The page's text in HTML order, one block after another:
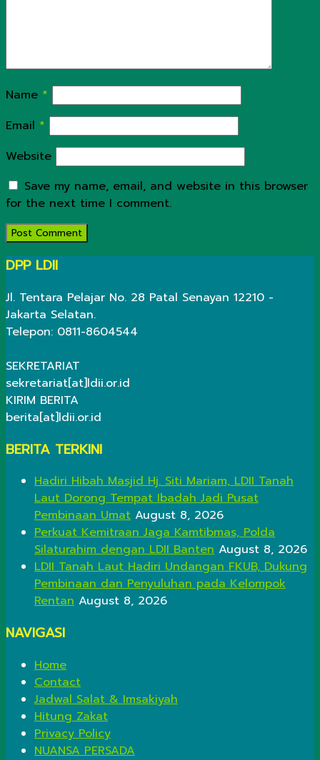
Name *
Email *
Website
Save my name, email, and website in this browser
for the next time I comment.
DPP LDII
Jl. Tentara Pelajar No. 28 Patal Senayan 12210 -
Jakarta Selatan.
Telepon: 0811-8604544
SEKRETARIAT
sekretariat[at]ldii.or.id
KIRIM BERITA
berita[at]ldii.or.id
BERITA TERKINI
Hadiri Hibah Masjid Hj. Siti Mariam, LDII Tanah
Laut Dorong Tempat Ibadah Jadi Pusat
Pembinaan Umat August 8, 2026
Perkuat Kemitraan Jaga Kamtibmas, Polda
Silaturahim dengan LDII Banten August 8, 2026
LDII Tanah Laut Hadiri Undangan FKUB, Dukung
Pembinaan dan Penyuluhan pada Kelompok
Rentan August 8, 2026
NAVIGASI
Home
Contact
Jadwal Salat & Imsakiyah
Hitung Zakat
Privacy Policy
NUANSA PERSADA